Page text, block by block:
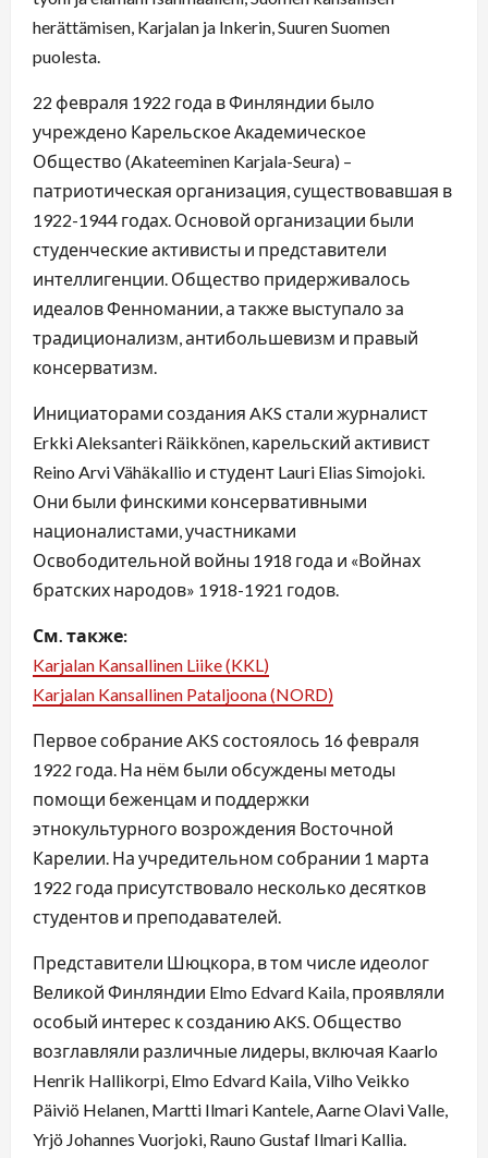
herättämisen, Karjalan ja Inkerin, Suuren Suomen
puolesta.
22 февраля 1922 года в Финляндии было
учреждено Карельское Академическое
Общество (Akateeminen Karjala-Seura) –
патриотическая организация, существовавшая в
1922-1944 годах. Основой организации были
студенческие активисты и представители
интеллигенции. Общество придерживалось
идеалов Фенномании, а также выступало за
традиционализм, антибольшевизм и правый
консерватизм.
Инициаторами создания AKS стали журналист
Erkki Aleksanteri Räikkönen, карельский активист
Reino Arvi Vähäkallio и студент Lauri Elias Simojoki.
Они были финскими консервативными
националистами, участниками
Освободительной войны 1918 года и «Войнах
братских народов» 1918-1921 годов.
См. также:
Karjalan Kansallinen Liike (KKL)
Karjalan Kansallinen Pataljoona (NORD)
Первое собрание AKS состоялось 16 февраля
1922 года. На нём были обсуждены методы
помощи беженцам и поддержки
этнокультурного возрождения Восточной
Карелии. На учредительном собрании 1 марта
1922 года присутствовало несколько десятков
студентов и преподавателей.
Представители Шюцкора, в том числе идеолог
Великой Финляндии Elmo Edvard Kaila, проявляли
особый интерес к созданию AKS. Общество
возглавляли различные лидеры, включая Kaarlo
Henrik Hallikorpi, Elmo Edvard Kaila, Vilho Veikko
Päiviö Helanen, Martti Ilmari Kantele, Aarne Olavi Valle,
Yrjö Johannes Vuorjoki, Rauno Gustaf Ilmari Kallia.